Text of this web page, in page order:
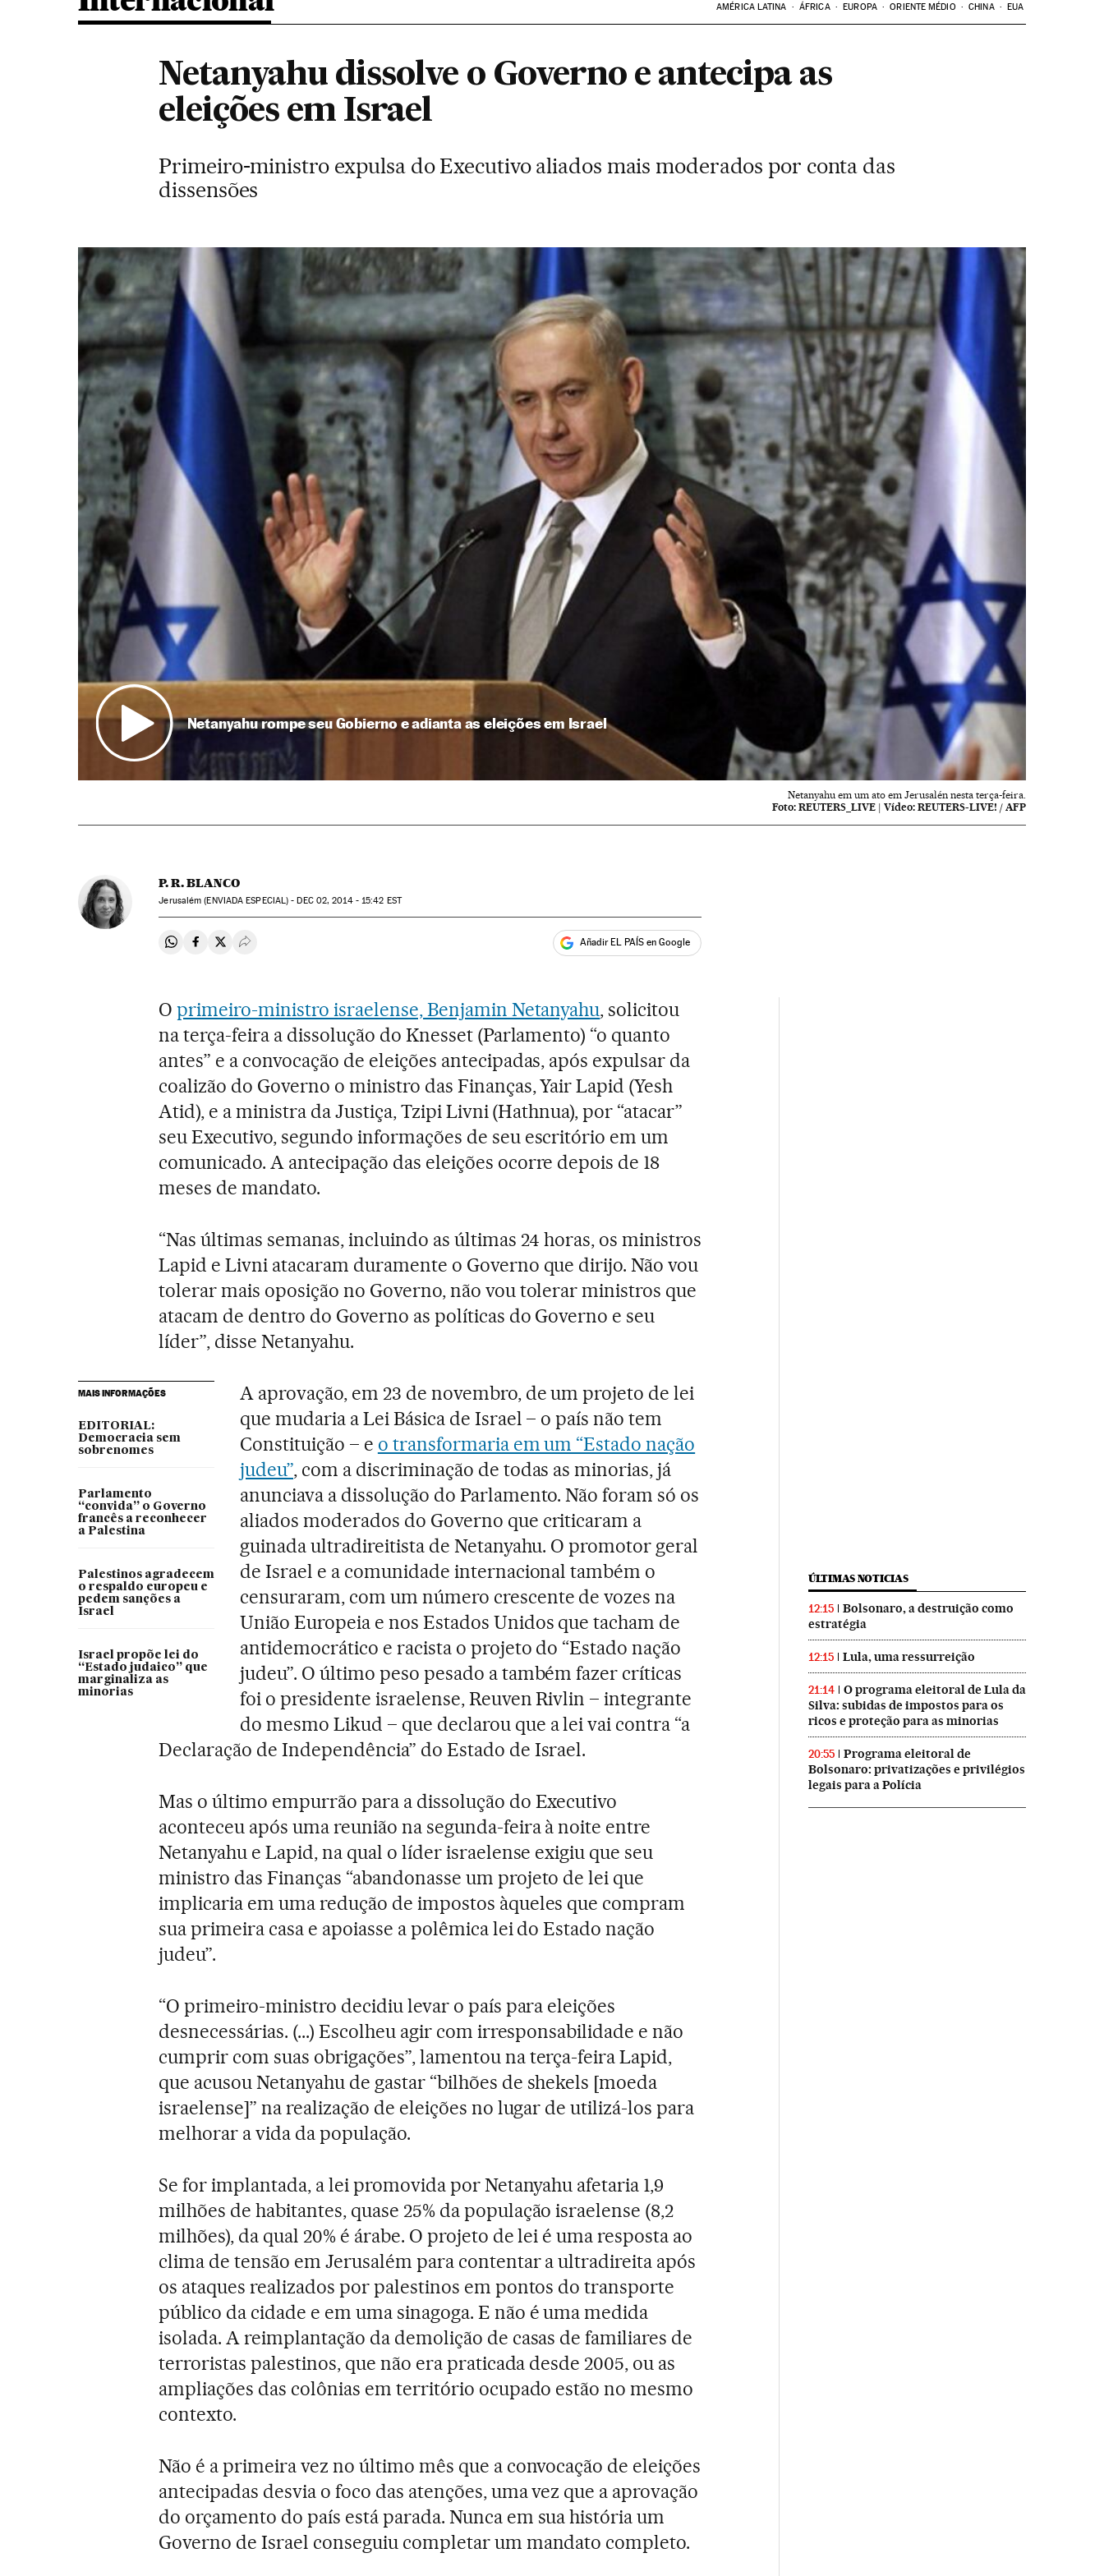
AMÉRICA LATINA ÁFRICA EUROPA ORIENTE MÉDIO CHINA EUA
Netanyahu dissolve o Governo e antecipa as
eleições em Israel
Primeiro-ministro expulsa do Executivo aliados mais moderados por conta das
dissensões
Netanyahu rompe seu Gobierno e adianta as eleições em Israel
Netanyahu em um ato em Jerusalén nesta terça-feira.
Foto: REUTERS_LIVE |Vídeo: REUTERS-LIVE! / AFP
P. R. BLANCO
Jerusalém (ENVIADA ESPECIAL) -DEC02, 2014 - 15:42 EST
Compartir en Whatsapp
Compartir en Facebook
Compartir en Twitter
Desplegar Redes Sociales Añadir EL PAÍS en Google
Oprimeiro-ministro israelense, Benjamin Netanyahu, solicitou
na terça-feira a dissolução do Knesset (Parlamento) “o quanto
antes” e a convocação de eleições antecipadas, após expulsar da
coalizão do Governo o ministro das Finanças, Yair Lapid (Yesh
Atid), e a ministra da Justiça, Tzipi Livni (Hathnua), por “atacar”
seu Executivo, segundo informações de seu escritório em um
comunicado. A antecipação das eleições ocorre depois de 18
meses de mandato.
“Nas últimas semanas, incluindo as últimas 24 horas, os ministros
Lapid e Livni atacaram duramente o Governo que dirijo. Não vou
tolerar mais oposição no Governo, não vou tolerar ministros que
atacam de dentro do Governo as políticas do Governo e seu
líder”, disse Netanyahu.
MAIS INFORMAÇÕES
EDITORIAL:
Democracia sem
sobrenomes
Parlamento
“convida” o Governo
francês a reconhecer
a Palestina
Palestinos agradecem
o respaldo europeu e
pedem sanções a
Israel
Israel propõe lei do
“Estado judaico” que
marginaliza as
minorias
A aprovação, em 23 de novembro, de um projeto de lei
que mudaria a Lei Básica de Israel – o país não tem
Constituição – e o transformaria em um “Estado nação
judeu”, com a discriminação de todas as minorias, já
anunciava a dissolução do Parlamento. Não foram só os
aliados moderados do Governo que criticaram a
guinada ultradireitista de Netanyahu. O promotor geral
de Israel e a comunidade internacional também o
censuraram, com um número crescente de vozes na
União Europeia e nos Estados Unidos que tacham de
antidemocrático e racista o projeto do “Estado nação
judeu”. O último peso pesado a também fazer críticas
foi o presidente israelense, Reuven Rivlin – integrante
do mesmo Likud – que declarou que a lei vai contra “a
Declaração de Independência” do Estado de Israel.
Mas o último empurrão para a dissolução do Executivo
aconteceu após uma reunião na segunda-feira à noite entre
Netanyahu e Lapid, na qual o líder israelense exigiu que seu
ministro das Finanças “abandonasse um projeto de lei que
implicaria em uma redução de impostos àqueles que compram
sua primeira casa e apoiasse a polêmica lei do Estado nação
judeu”.
“O primeiro-ministro decidiu levar o país para eleições
desnecessárias. (...) Escolheu agir com irresponsabilidade e não
cumprir com suas obrigações”, lamentou na terça-feira Lapid,
que acusou Netanyahu de gastar “bilhões de shekels [moeda
israelense]” na realização de eleições no lugar de utilizá-los para
melhorar a vida da população.
Se for implantada, a lei promovida por Netanyahu afetaria 1,9
milhões de habitantes, quase 25% da população israelense (8,2
milhões), da qual 20% é árabe. O projeto de lei é uma resposta ao
clima de tensão em Jerusalém para contentar a ultradireita após
os ataques realizados por palestinos em pontos do transporte
público da cidade e em uma sinagoga. E não é uma medida
isolada. A reimplantação da demolição de casas de familiares de
terroristas palestinos, que não era praticada desde 2005, ou as
ampliações das colônias em território ocupado estão no mesmo
contexto.
Não é a primeira vez no último mês que a convocação de eleições
antecipadas desvia o foco das atenções, uma vez que a aprovação
do orçamento do país está parada. Nunca em sua história um
Governo de Israel conseguiu completar um mandato completo.
ÚLTIMAS NOTICIAS
12:15
Bolsonaro, a destruição como
estratégia
12:15 Lula, uma ressurreição
21:14
O programa eleitoral de Lula da
Silva: subidas de impostos para os
ricos e proteção para as minorias
20:55
Programa eleitoral de
Bolsonaro: privatizações e privilégios
legais para a Polícia